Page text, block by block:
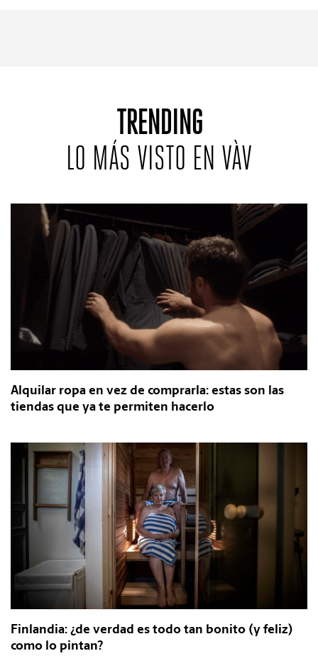
TRENDING
LO MÁS VISTO EN VÀV
Alquilar ropa en vez de comprarla: estas son las
tiendas que ya te permiten hacerlo
Finlandia: ¿de verdad es todo tan bonito (y feliz)
como lo pintan?